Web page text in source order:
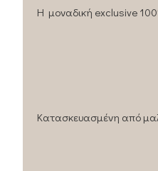
H μοναδική exclusive
Κατασκευασμένη από